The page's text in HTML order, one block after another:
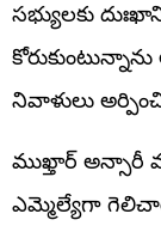
సభ్యులకు
నివాళులు
ముఖ్తార్ అన్సారీ
ఎమ్మెల్యేగా